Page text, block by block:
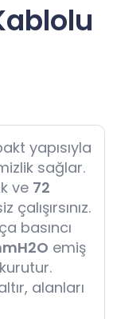
yapısıyla
sağlar.
ve 72
basıncı
emiş
alanları